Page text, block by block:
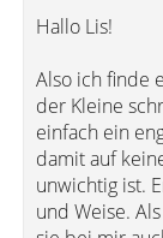
Hallo Lis!
Also ich finde
der Kleine
einfach ein
damit auf
unwichtig ist.
und Weise.